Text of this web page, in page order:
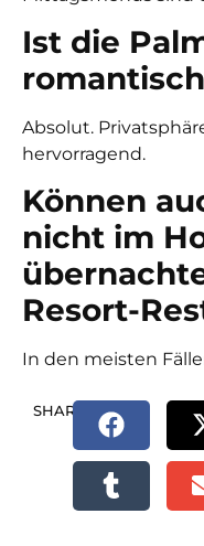
Ist die
Absolut.
hervorragend.
Können
nicht im
Resort-
In den meisten
SHARE.